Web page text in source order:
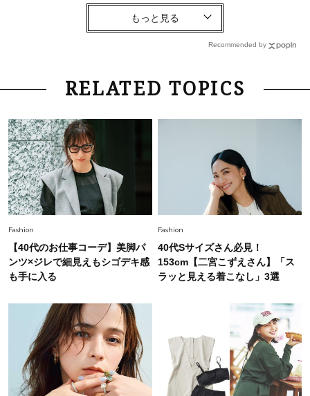
Fashion
【40代コンサバ派】白Tシャツは「パール×ゴー
ルドアクセ」を合わせるのが正解！〈大野真理子
Lifestyle 2026.7.29
「お若いですね」は褒め言葉？“若い＝美しい”と
ーレス連載22】
Lifestyle
26年夏の【開運アクション】は”ひと拭き”習
慣！「金運アップ→トイレ、じゃあ底上げ運
は？」
2026.5.22
梅宮アンナさん 電撃婚から1年、家族の価値観
を育み中「理想の暮らしよりも今の心地よさを選
Fashion
中村ゆりさん「40代になり、やっと“仕事以外の
幸福感”に目が向いた」ライフスタイルも、服も
Fashion 2026.7.16
白黒でもこんなに華やぐ！40代、夏の「甘めト
Recommended by
RELATED TOPICS
Fashion
【40代のお仕事コーデ】美脚パ
ンツ×ジレで細見えもシゴデキ感
も手に入る
Fashion
40代Sサイズさん必見！
153cm【二宮こずえさん】「ス
ラッと見える着こなし」3選